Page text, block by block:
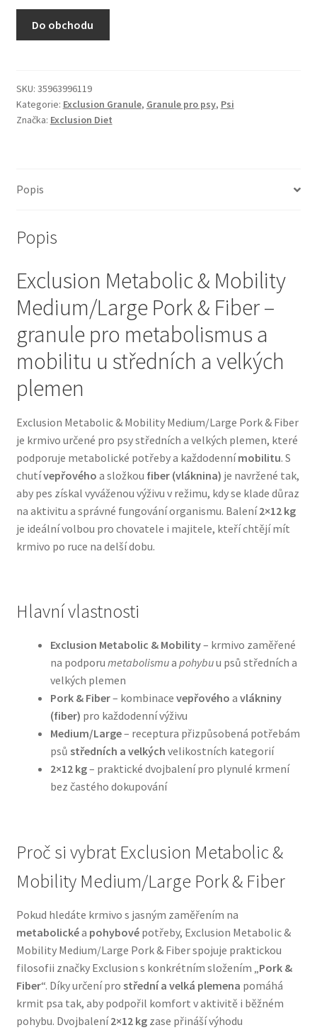
N&D Farmina pro kočky — Italské holistic krmivo
Pamlsky pro kočky
Purizon pro kočky
Veterinární dieta pro kočky
Vše pro psy — Krmivo, doplňky, vybavení
Boudy a výběhy
Bozita pro psy — Švédské krmivo s nordickou kvalitou
Brit pro psy
Granule pro psy
Natural Trainer pro psy — Italské krmivo s
přírodními složkami
Happy Dog — Německá kvalita a přirozené složení
Hill’s pro psy
N&D Farmina pro psy — Italské holistic krmivo
Pamlsky pro psy
Pelíšky pro psy
Přepravky pro psy
Purizon pro psy — Vysoký obsah masa, bez obilovin
Royal Canin pro psy
Veterinární dieta pro psy
Vodítka a obojky
Do obchodu
SKU: 35963996119
Kategorie: Exclusion Granule, Granule pro psy, Psi
Značka: Exclusion Diet
Popis
Popis
Exclusion Metabolic & Mobility
Medium/Large Pork & Fiber –
granule pro metabolismus a
mobilitu u středních a velkých
plemen
Exclusion Metabolic & Mobility Medium/Large Pork & Fiber
je krmivo určené pro psy středních a velkých plemen, které
podporuje metabolické potřeby a každodennímobilitu. S
chutívepřového a složkou fiber (vláknina) je navržené tak,
aby pes získal vyváženou výživu v režimu, kdy se klade důraz
na aktivitu a správné fungování organismu. Balení2×12 kg
je ideální volbou pro chovatele i majitele, kteří chtějí mít
krmivo po ruce na delší dobu.
Hlavní vlastnosti
Exclusion Metabolic & Mobility– krmivo zaměřené
na podporu metabolismua pohybuu psů středních a
velkých plemen
Pork & Fiber– kombinace vepřového a vlákniny
(fiber) pro každodenní výživu
Medium/Large– receptura přizpůsobená potřebám
psů středních a velkých velikostních kategorií
2×12 kg– praktické dvojbalení pro plynulé krmení
bez častého dokupování
Proč si vybrat Exclusion Metabolic &
Mobility Medium/Large Pork & Fiber
Pokud hledáte krmivo s jasným zaměřením na
metabolickéa pohybovépotřeby, Exclusion Metabolic &
Mobility Medium/Large Pork & Fiber spojuje praktickou
filosofii značky Exclusion s konkrétním složením „ Pork &
Fiber“. Díky určení pro střední a velká plemena pomáhá
krmit psa tak, aby podpořil komfort v aktivitě i běžném
pohybu. Dvojbalení2×12 kgzase přináší výhodu